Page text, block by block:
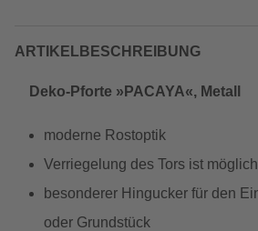
ARTIKELBESCHREIBUNG
Deko-Pforte »PACAYA«, Metall
moderne Rostoptik
Verriegelung des Tors ist möglich
besonderer Hingucker für den
oder Grundstück